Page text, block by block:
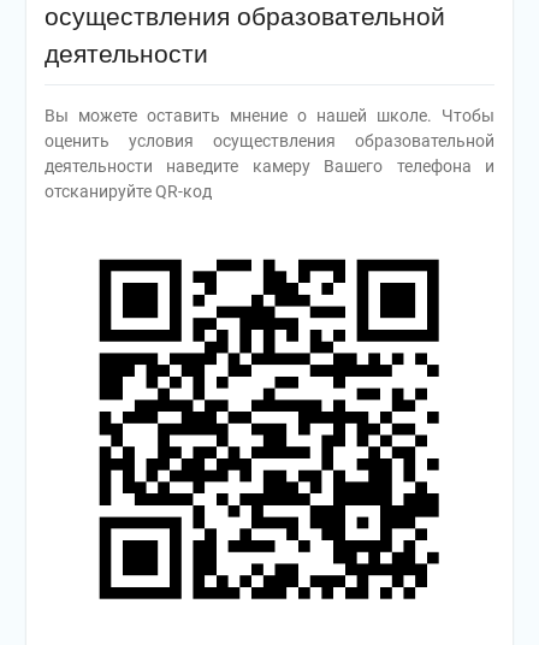
осуществления образовательной
деятельности
Вы можете оставить мнение о нашей школе. Чтобы
оценить условия осуществления образовательной
деятельности наведите камеру Вашего телефона и
отсканируйте QR-код